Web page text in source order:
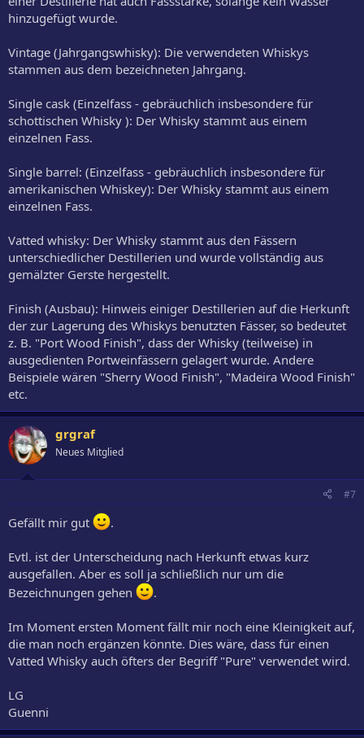
hinzugefügt wurde.
Vintage (Jahrgangswhisky): Die verwendeten Whiskys
stammen aus dem bezeichneten Jahrgang.
Single cask (Einzelfass - gebräuchlich insbesondere für
schottischen Whisky ): Der Whisky stammt aus einem
einzelnen Fass.
Single barrel: (Einzelfass - gebräuchlich insbesondere für
amerikanischen Whiskey): Der Whisky stammt aus einem
einzelnen Fass.
Vatted whisky: Der Whisky stammt aus den Fässern
unterschiedlicher Destillerien und wurde vollständig aus
gemälzter Gerste hergestellt.
Finish (Ausbau): Hinweis einiger Destillerien auf die Herkunft
der zur Lagerung des Whiskys benutzten Fässer, so bedeutet
z. B. "Port Wood Finish", dass der Whisky (teilweise) in
ausgedienten Portweinfässern gelagert wurde. Andere
Beispiele wären "Sherry Wood Finish", "Madeira Wood Finish"
etc.
grgraf
Neues Mitglied
#7
Gefällt mir gut .
Evtl. ist der Unterscheidung nach Herkunft etwas kurz
ausgefallen. Aber es soll ja schließlich nur um die
Bezeichnungen gehen
.
Im Moment ersten Moment fällt mir noch eine Kleinigkeit auf,
die man noch ergänzen könnte. Dies wäre, dass für einen
Vatted Whisky auch öfters der Begriff "Pure" verwendet wird.
LG
Guenni